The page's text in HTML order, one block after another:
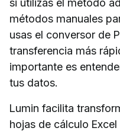
métodos manuales
usas el conversor de
transferencia más
importante es
tus datos.
Lumin facilita
hojas de cálculo